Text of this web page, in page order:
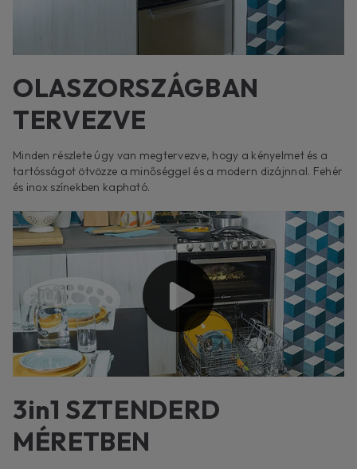
OLASZORSZÁGBAN
TERVEZVE
Minden részlete úgy van megtervezve, hogy a kényelmet és a
tartósságot ötvözze a minőséggel és a modern dizájnnal. Fehér
és inox színekben kapható.
3in1 SZTENDERD
MÉRETBEN